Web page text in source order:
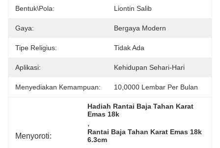
Bentuk\pola: Liontin Salib
Gaya: Bergaya Modern
Tipe Religius: Tidak Ada
Aplikasi: Kehidupan Sehari-Hari
Menyediakan Kemampuan: 10,0000 Lembar Per Bulan
Menyoroti:
Hadiah Rantai Baja Tahan Karat
Emas 18k
,
Rantai Baja Tahan Karat Emas 18k
6.3cm